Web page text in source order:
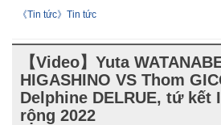
《Tin tức》Tin tức
【Video】Yuta
HIGASHINO VS Thom
Delphine DELRUE, tứ kết
rộng 2022